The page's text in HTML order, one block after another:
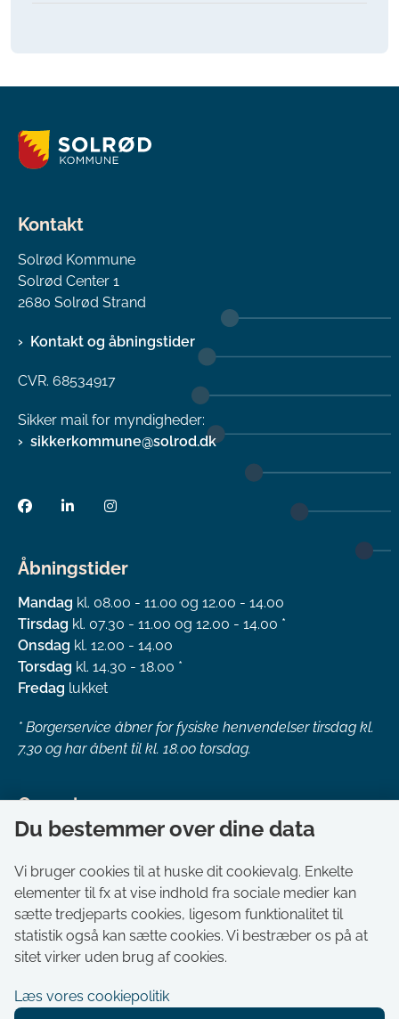
Kontakt
Solrød Kommune
Solrød Center 1
2680 Solrød Strand
Kontakt og åbningstider
CVR. 68534917
Sikker mail for myndigheder:
sikkerkommune@solrod.dk
Åbningstider
Mandag kl. 08.00 - 11.00 og 12.00 - 14.00
Tirsdag kl. 07.30 - 11.00 og 12.00 - 14.00 *
Onsdag kl. 12.00 - 14.00
Torsdag kl. 14.30 - 18.00 *
Fredag lukket
* Borgerservice åbner for fysiske henvendelser tirsdag kl.
7.30 og har åbent til kl. 18.00 torsdag.
Genveje
Aktuelt
Akut hjælp
Bestil tid i Borgerservice
Ledige stillinger
Du bestemmer over dine data
Vi bruger cookies til at huske dit cookievalg. Enkelte
elementer til fx at vise indhold fra sociale medier kan
sætte tredjeparts cookies, ligesom funktionalitet til
statistik også kan sætte cookies. Vi bestræber os på at
sitet virker uden brug af cookies.
Læs vores cookiepolitik